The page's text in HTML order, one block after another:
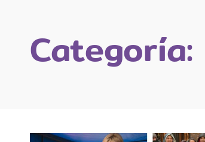
Categoría: